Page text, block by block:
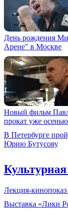
День рождения
Арене" в Москве
Новый фильм
прокат уже осенью
В Петербурге
Юрию Бутусову
Лекция-
Выставка «Лики